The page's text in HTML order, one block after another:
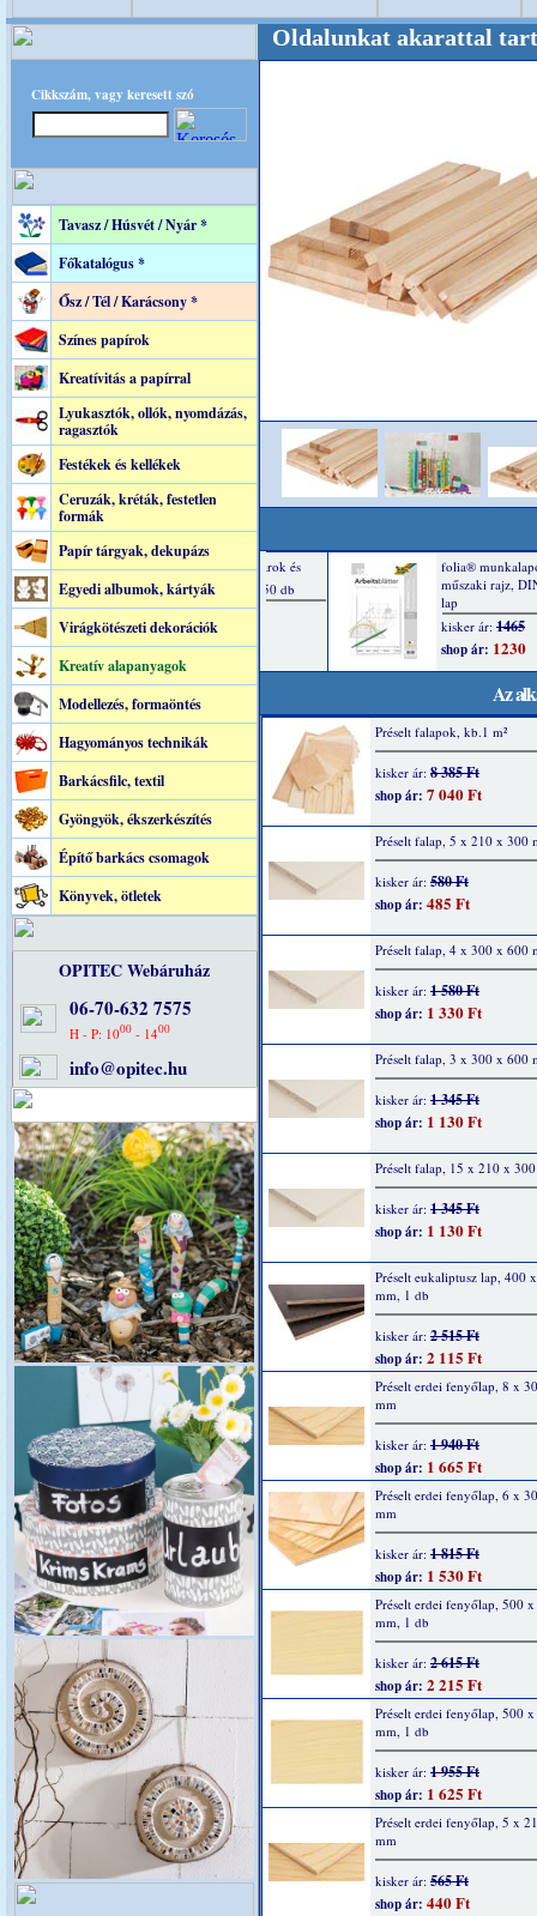
Cikkszám, vagy keresett szó
Tavasz / Húsvét / Nyár *
Főkatalógus *
Ősz / Tél / Karácsony *
Színes papírok
Kreatívitás a papírral
Lyukasztók, ollók, nyomdázás,
ragasztók
Festékek és kellékek
Ceruzák, kréták, festetlen
formák
Papír tárgyak, dekupázs
Egyedi albumok, kártyák
Virágkötészeti dekorációk
Kreatív alapanyagok
Modellezés, formaöntés
Hagyományos technikák
Barkácsfilc, textil
Gyöngyök, ékszerkészítés
Építő barkács csomagok
Könyvek, ötletek
OPITEC Webáruház
06-70-632 7575
H - P: 1000- 1400
info@opitec.hu
+++++++ Oldalunkat akarattal tartjuk
Az
Préselt falapok, kb.1 m²
kisker ár: 8 385 Ft
shop ár: 7 040 Ft
Préselt falap, 5 x 210 x 300
kisker ár: 580 Ft
shop ár: 485 Ft
Préselt falap, 4 x 300 x 600
kisker ár: 1 580 Ft
shop ár: 1 330 Ft
Préselt falap, 3 x 300 x 600
kisker ár: 1 345 Ft
shop ár: 1 130 Ft
Préselt falap, 15 x 210 x
kisker ár: 1 345 Ft
shop ár: 1 130 Ft
Préselt eukaliptusz lap, 400
mm, 1 db
kisker ár: 2 515 Ft
shop ár: 2 115 Ft
Préselt erdei fenyőlap, 8 x
mm
kisker ár: 1 940 Ft
shop ár: 1 665 Ft
Préselt erdei fenyőlap, 6 x
mm
kisker ár: 1 815 Ft
shop ár: 1 530 Ft
Préselt erdei fenyőlap, 500
mm, 1 db
kisker ár: 2 615 Ft
shop ár: 2 215 Ft
Préselt erdei fenyőlap, 500
mm, 1 db
kisker ár: 1 955 Ft
shop ár: 1 625 Ft
Préselt erdei fenyőlap, 5 x
mm
kisker ár: 565 Ft
shop ár: 440 Ft